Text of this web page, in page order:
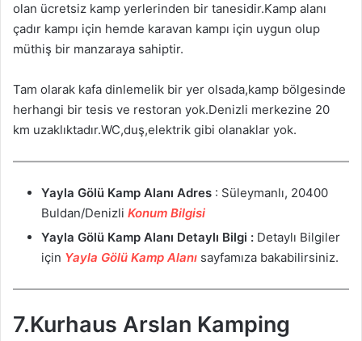
olan ücretsiz kamp yerlerinden bir tanesidir.Kamp alanı
çadır kampı için hemde karavan kampı için uygun olup
müthiş bir manzaraya sahiptir.
Tam olarak kafa dinlemelik bir yer olsada,kamp bölgesinde
herhangi bir tesis ve restoran yok.Denizli merkezine 20
km uzaklıktadır.WC,duş,elektrik gibi olanaklar yok.
Yayla Gölü Kamp Alanı Adres : Süleymanlı, 20400
Buldan/Denizli Konum Bilgisi
Yayla Gölü Kamp Alanı Detaylı Bilgi : Detaylı Bilgiler
için Yayla Gölü Kamp Alanı sayfamıza bakabilirsiniz.
7.Kurhaus Arslan Kamping